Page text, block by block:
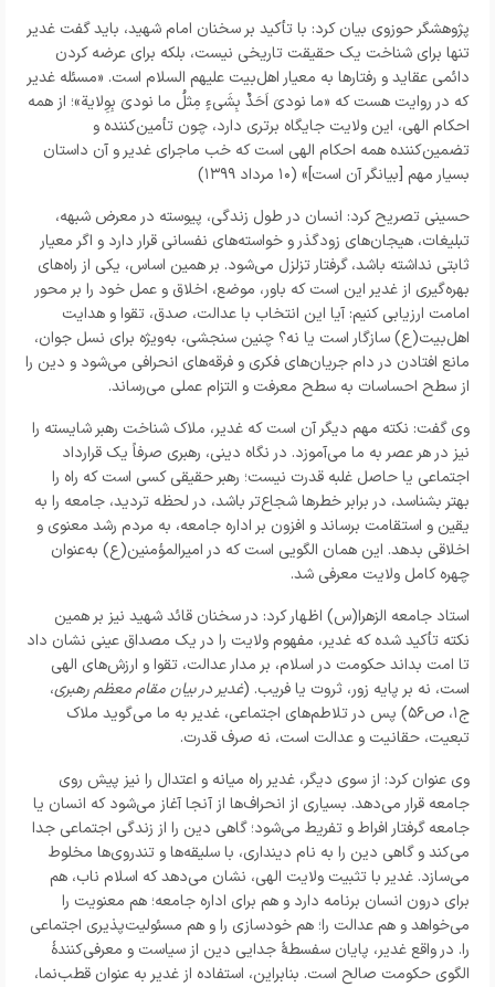
پژوهشگر حوزوی بیان کرد: با تأکید بر سخنان امام شهید، باید گفت غدیر
تنها برای شناخت یک حقیقت تاریخی نیست، بلکه برای عرضه کردن
دائمی عقاید و رفتارها به معیار اهل‌بیت علیهم السلام است. «مسئله‌ غدیر
که در روایت هست که «ما نودیَ اَحَدٌ بِشَیءٍ مِثلُ ما نودیَ بِوِلایة»؛ از همه‌
احکام الهی، این ولایت جایگاه برتری دارد، چون تأمین‌کننده و
تضمین‌کننده‌ همه‌ احکام الهی است که خب ماجرای غدیر و آن داستان
بسیار مهم [بیانگر آن است]» (۱۰ مرداد ۱۳۹۹)
حسینی تصریح کرد: انسان در طول زندگی، پیوسته در معرض شبهه،
تبلیغات، هیجان‌های زودگذر و خواسته‌های نفسانی قرار دارد و اگر معیار
ثابتی نداشته باشد، گرفتار تزلزل می‌شود. بر همین اساس، یکی از راه‌های
بهره‌گیری از غدیر این است که باور، موضع، اخلاق و عمل خود را بر محور
امامت ارزیابی کنیم: آیا این انتخاب با عدالت، صدق، تقوا و هدایت
اهل‌بیت(ع) سازگار است یا نه؟ چنین سنجشی، به‌ویژه برای نسل جوان،
مانع افتادن در دام جریان‌های فکری و فرقه‌های انحرافی می‌شود و دین را
از سطح احساسات به سطح معرفت و التزام عملی می‌رساند.
وی گفت: نکته مهم دیگر آن است که غدیر، ملاک شناخت رهبر شایسته را
نیز در هر عصر به ما می‌آموزد. در نگاه دینی، رهبری صرفاً یک قرارداد
اجتماعی یا حاصل غلبه قدرت نیست؛ رهبر حقیقی کسی است که راه را
بهتر بشناسد، در برابر خطرها شجاع‌تر باشد، در لحظه تردید، جامعه را به
یقین و استقامت برساند و افزون بر اداره جامعه، به مردم رشد معنوی و
اخلاقی بدهد. این همان الگویی است که در امیرالمؤمنین(ع) به‌عنوان
چهره کامل ولایت معرفی شد.
استاد جامعه الزهرا(س) اظهار کرد: در سخنان قائد شهید نیز بر همین
نکته تأکید شده که غدیر، مفهوم ولایت را در یک مصداق عینی نشان داد
تا امت بداند حکومت در اسلام، بر مدار عدالت، تقوا و ارزش‌های الهی
است، نه بر پایه زور، ثروت یا فریب. (غدیر در بیان مقام معظم رهبری،
ج۱، ص۵۶) پس در تلاطم‌های اجتماعی، غدیر به ما می‌گوید ملاک
تبعیت، حقانیت و عدالت است، نه صرف قدرت.
وی عنوان کرد: از سوی دیگر، غدیر راه میانه و اعتدال را نیز پیش روی
جامعه قرار می‌دهد. بسیاری از انحراف‌ها از آنجا آغاز می‌شود که انسان یا
جامعه گرفتار افراط و تفریط می‌شود؛ گاهی دین را از زندگی اجتماعی جدا
می‌کند و گاهی دین را به نام دینداری، با سلیقه‌ها و تندروی‌ها مخلوط
می‌سازد. غدیر با تثبیت ولایت الهی، نشان می‌دهد که اسلام ناب، هم
برای درون انسان برنامه دارد و هم برای اداره جامعه؛ هم معنویت را
می‌خواهد و هم عدالت را؛ هم خودسازی را و هم مسئولیت‌پذیری اجتماعی
را. در واقع غدیر، پایان سفسطۀ جدایی دین از سیاست و معرفی‌کنندۀ
الگوی حکومت صالح است. بنابراین، استفاده از غدیر به عنوان قطب‌نما،